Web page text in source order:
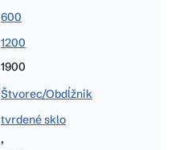
600
1200
1900
Štvorec/Obdĺžnik
tvrdené sklo
,